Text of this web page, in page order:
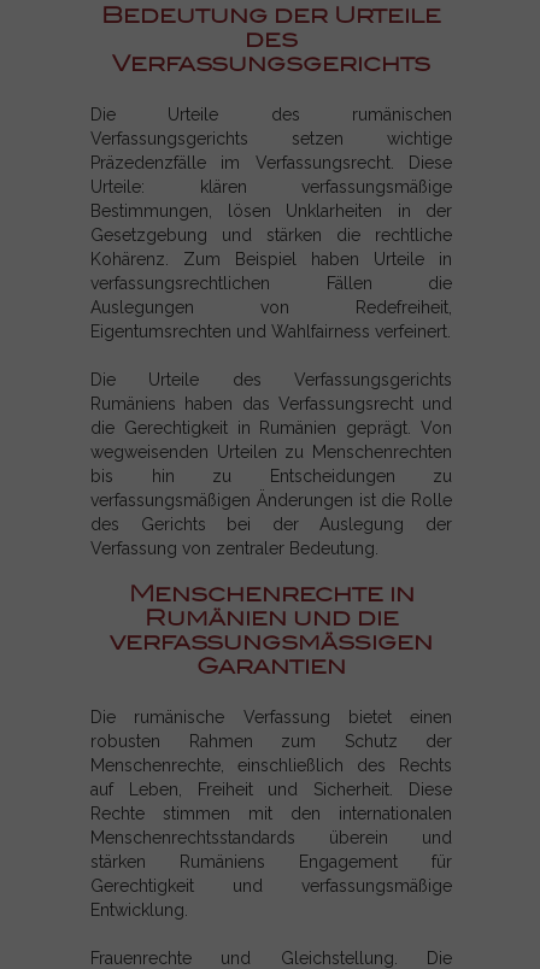
Bedeutung der Urteile
des
Verfassungsgerichts
Die Urteile des rumänischen
Verfassungsgerichts setzen wichtige
Präzedenzfälle im Verfassungsrecht. Diese
Urteile: klären verfassungsmäßige
Bestimmungen, lösen Unklarheiten in der
Gesetzgebung und stärken die rechtliche
Kohärenz. Zum Beispiel haben Urteile in
verfassungsrechtlichen Fällen die
Auslegungen von Redefreiheit,
Eigentumsrechten und Wahlfairness verfeinert.
Die Urteile des Verfassungsgerichts
Rumäniens haben das Verfassungsrecht und
die Gerechtigkeit in Rumänien geprägt. Von
wegweisenden Urteilen zu Menschenrechten
bis hin zu Entscheidungen zu
verfassungsmäßigen Änderungen ist die Rolle
des Gerichts bei der Auslegung der
Verfassung von zentraler Bedeutung.
Menschenrechte in
Rumänien und die
verfassungsmäßigen
Garantien
Die rumänische Verfassung bietet einen
robusten Rahmen zum Schutz der
Menschenrechte, einschließlich des Rechts
auf Leben, Freiheit und Sicherheit. Diese
Rechte stimmen mit den internationalen
Menschenrechtsstandards überein und
stärken Rumäniens Engagement für
Gerechtigkeit und verfassungsmäßige
Entwicklung.
Frauenrechte und Gleichstellung. Die